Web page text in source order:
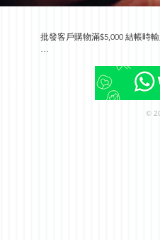
批發客戶購物滿$5,000 結帳時
此優惠有別於會員優惠詳情請
©